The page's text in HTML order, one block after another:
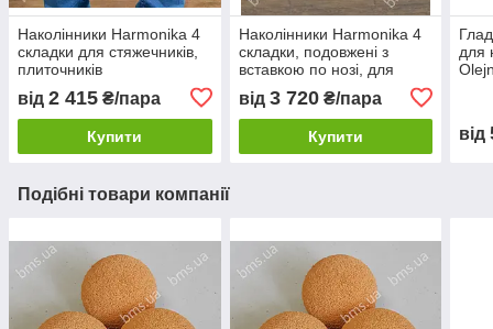
Наколінники Harmonika 4
складки для стяжечників,
плиточників
від 2 415 ₴/пара
Купити
Наколінники Harmonika 4
складки, подовжені з
вставкою по нозі, для
стяжечників, плиточників
від 3 720₴/пара
Купити
для
від
Подібні товари компанії